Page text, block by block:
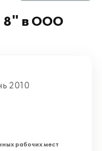
8" в ООО
2010
рабочих мест